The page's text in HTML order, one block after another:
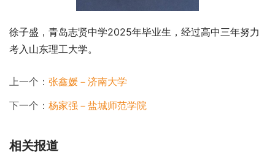
徐子盛，青岛志贤中学2025年毕业生，经过高中三年努力
考入山东理工大学。
上一个： 张鑫媛－济南大学
下一个： 杨家强－盐城师范学院
相关报道